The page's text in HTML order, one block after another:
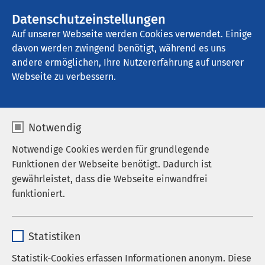
Datenschutzeinstellungen
Auf unserer Webseite werden Cookies verwendet. Einige
davon werden zwingend benötigt, während es uns
andere ermöglichen, Ihre Nutzererfahrung auf unserer
Webseite zu verbessern.
Notwendig
Notwendige Cookies werden für grundlegende
Funktionen der Webseite benötigt. Dadurch ist
gewährleistet, dass die Webseite einwandfrei
funktioniert.
Anbieter sgalinski
Statistiken
Statistik-Cookies erfassen Informationen anonym. Diese
Einrichtung finden
Ort / PLZ
Umkreis: 30 km
50 km